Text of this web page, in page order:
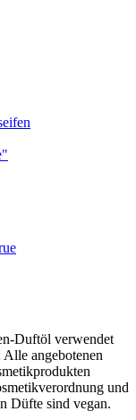
Duftöl verwendet
angebotenen
und
Düfte sind vegan.